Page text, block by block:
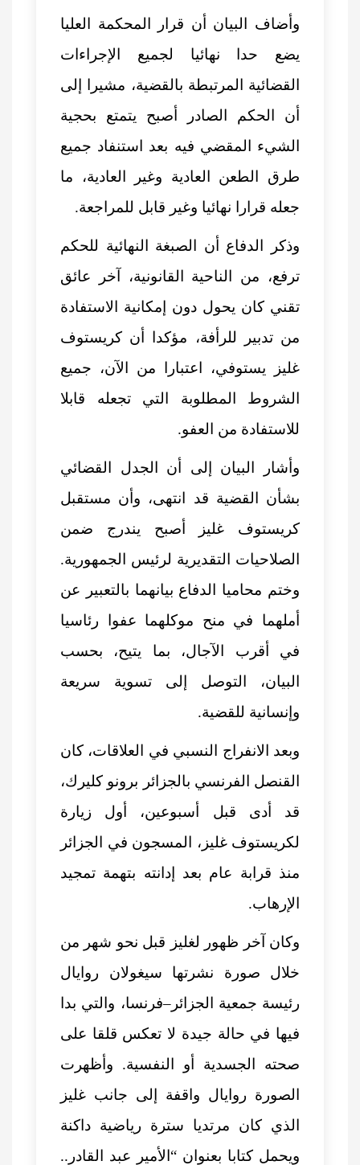
وأضاف البيان أن قرار المحكمة العليا
يضع حدا نهائيا لجميع الإجراءات
القضائية المرتبطة بالقضية، مشيرا إلى
أن الحكم الصادر أصبح يتمتع بحجية
الشيء المقضي فيه بعد استنفاد جميع
طرق الطعن العادية وغير العادية، ما
جعله قرارا نهائيا وغير قابل للمراجعة.
وذكر الدفاع أن الصبغة النهائية للحكم
ترفع، من الناحية القانونية، آخر عائق
تقني كان يحول دون إمكانية الاستفادة
من تدبير للرأفة، مؤكدا أن كريستوف
غليز يستوفي، اعتبارا من الآن، جميع
الشروط المطلوبة التي تجعله قابلا
للاستفادة من العفو.
وأشار البيان إلى أن الجدل القضائي
بشأن القضية قد انتهى، وأن مستقبل
كريستوف غليز أصبح يندرج ضمن
الصلاحيات التقديرية لرئيس الجمهورية.
وختم محاميا الدفاع بيانهما بالتعبير عن
أملهما في منح موكلهما عفوا رئاسيا
في أقرب الآجال، بما يتيح، بحسب
البيان، التوصل إلى تسوية سريعة
وإنسانية للقضية.
وبعد الانفراج النسبي في العلاقات، كان
القنصل الفرنسي بالجزائر برونو كليرك،
قد أدى قبل أسبوعين، أول زيارة
لكريستوف غليز، المسجون في الجزائر
منذ قرابة عام بعد إدانته بتهمة تمجيد
الإرهاب.
وكان آخر ظهور لغليز قبل نحو شهر من
خلال صورة نشرتها سيغولان روايال
رئيسة جمعية الجزائر–فرنسا، والتي بدا
فيها في حالة جيدة لا تعكس قلقا على
صحته الجسدية أو النفسية. وأظهرت
الصورة روايال واقفة إلى جانب غليز
الذي كان مرتديا سترة رياضية داكنة
ويحمل كتابا بعنوان “الأمير عبد القادر..